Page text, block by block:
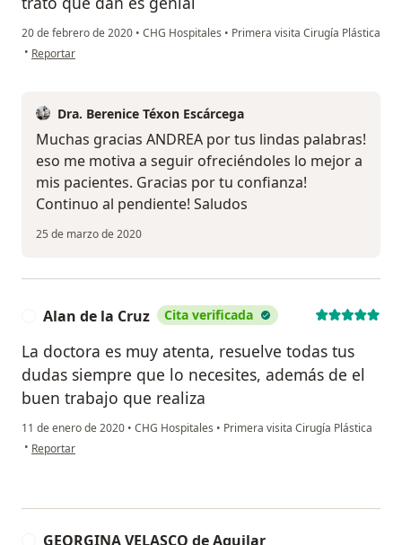
20 de febrero de 2020 • CHG Hospitales • Primera visita Cirugía Plástica
• en opinión del usuario Andrea G
Reportar
Dra. Berenice Téxon Escárcega
Muchas gracias ANDREA por tus lindas palabras!
eso me motiva a seguir ofreciéndoles lo mejor a
mis pacientes. Gracias por tu confianza!
Continuo al pendiente! Saludos
25 de marzo de 2020
Alan de la Cruz Cita verificada
La doctora es muy atenta, resuelve todas tus
dudas siempre que lo necesites, además de el
buen trabajo que realiza
11 de enero de 2020 • CHG Hospitales • Primera visita Cirugía Plástica
• en opinión del usuario Alan de la Cruz
Reportar
GEORGINA VELASCO de Aguilar